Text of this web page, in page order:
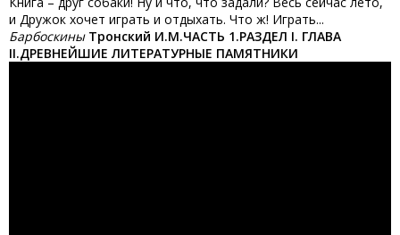
и Дружок хочет играть и отдыхать. Что ж! Играть...
Барбоскины Тронский И.М.ЧАСТЬ 1.РАЗДЕЛ I. ГЛАВА
II.ДРЕВНЕЙШИЕ ЛИТЕРАТУРНЫЕ ПАМЯТНИКИ